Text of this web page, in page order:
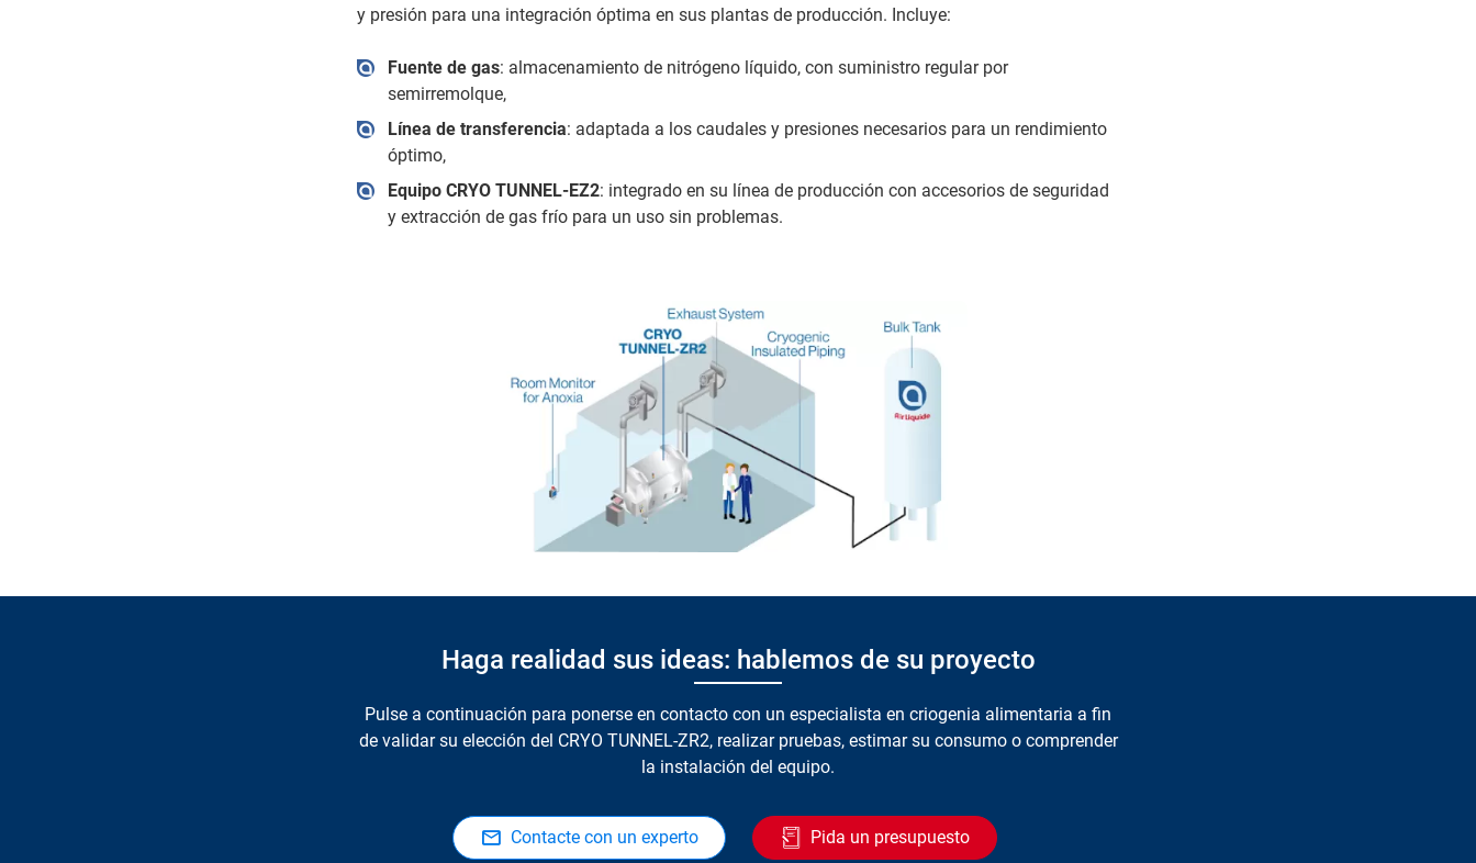
y presión para una integración óptima en sus plantas de producción. Incluye:
Fuente de gas: almacenamiento de nitrógeno líquido, con suministro regular por
semirremolque,
Línea de transferencia: adaptada a los caudales y presiones necesarios para un rendimiento
óptimo,
Equipo CRYO TUNNEL-EZ2: integrado en su línea de producción con accesorios de seguridad
y extracción de gas frío para un uso sin problemas.
Haga realidad sus ideas: hablemos de su proyecto
Pulse a continuación para ponerse en contacto con un especialista en criogenia alimentaria a fin
de validar su elección del CRYO TUNNEL-ZR2, realizar pruebas, estimar su consumo o comprender
la instalación del equipo.
Contacte con un experto Pida un presupuesto